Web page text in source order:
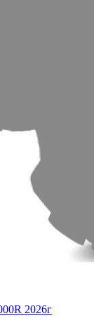
2026г